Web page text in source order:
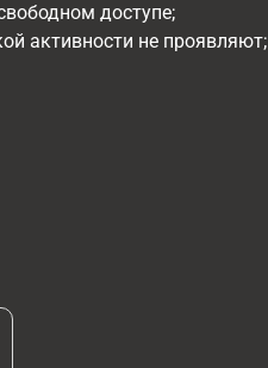
доступе;
активности не проявляют;